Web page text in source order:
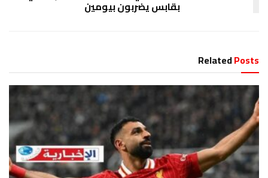
بقابس يضربون بيومين
RelatedPosts